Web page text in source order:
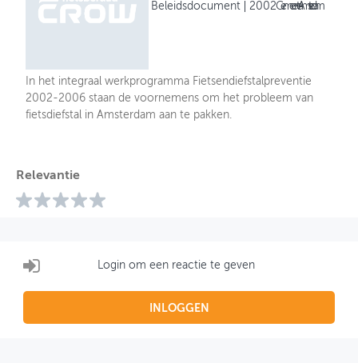
Beleidsdocument 2002Gemeente Amsterdam
In het integraal werkprogramma Fietsendiefstalpreventie
2002-2006 staan de voornemens om het probleem van
fietsdiefstal in Amsterdam aan te pakken.
Relevantie
Login om een reactie te geven
INLOGGEN